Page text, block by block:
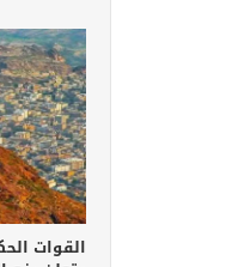
القوات